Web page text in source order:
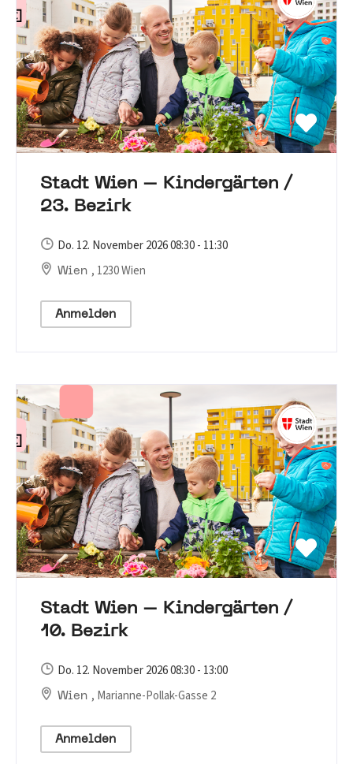
Stadt Wien – Kindergärten /
23. Bezirk
Do. 12. November 2026 08:30 - 11:30
Wien , 1230 Wien
Anmelden
Stadt Wien – Kindergärten /
10. Bezirk
Do. 12. November 2026 08:30 - 13:00
Wien , Marianne-Pollak-Gasse 2
Anmelden